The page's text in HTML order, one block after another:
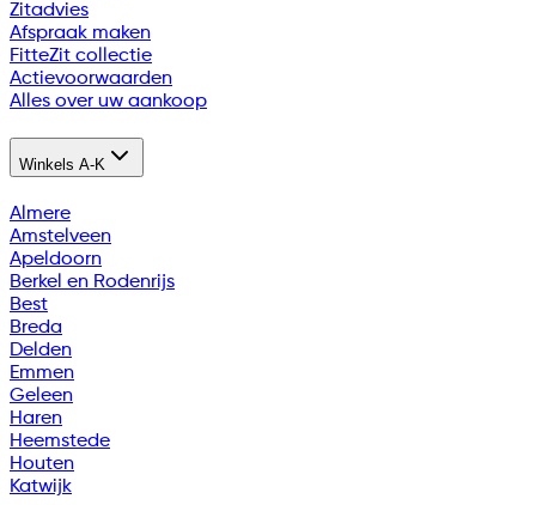
Zitadvies
Afspraak maken
FitteZit collectie
Actievoorwaarden
Alles over uw aankoop
Winkels A-K
Almere
Amstelveen
Apeldoorn
Berkel en Rodenrijs
Best
Breda
Delden
Emmen
Geleen
Haren
Heemstede
Houten
Katwijk